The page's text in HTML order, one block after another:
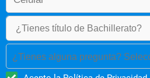
¿Tienes alguna pregunta?